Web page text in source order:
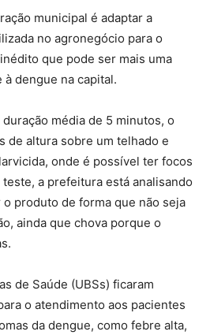
municipal é adaptar a
no agronegócio para o
que pode ser mais uma
dengue na capital.
média de 5 minutos, o
de altura sobre um telhado e
onde é possível ter focos
a prefeitura está analisando
produto de forma que não seja
ainda que chova porque o
de Saúde (UBSs) ficaram
o atendimento aos pacientes
da dengue, como febre alta,